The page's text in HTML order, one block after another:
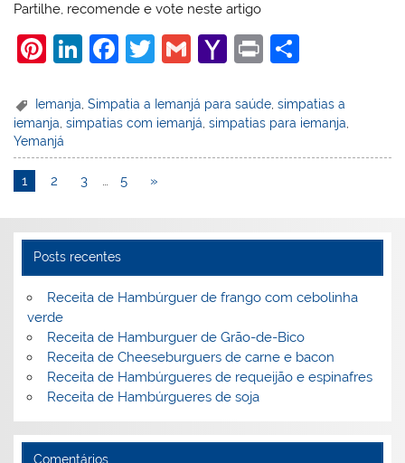
Partilhe, recomende e vote neste artigo
Pi
er
e
st
Li
k
e
dI
n
F
c
e
b
o
k
T
itt
er
G
ai
l
Y
h
o
o
l
Pr
t
ar
e
Iemanja ,Simpatia a Iemanjá para saúde ,simpatias a
iemanja,simpatias com iemanjá,simpatias para iemanja,
Yemanjá
1 2 3 … 5 »
Posts recentes
Receita de Hambúrguer de frango com cebolinha
verde
Receita de Hamburguer de Grão-de-Bico
Receita de Cheeseburguers de carne e bacon
Receita de Hambúrgueres de requeijão e espinafres
Receita de Hambúrgueres de soja
Comentários